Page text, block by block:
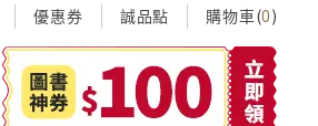
優惠券 誠品點 購物車(0)